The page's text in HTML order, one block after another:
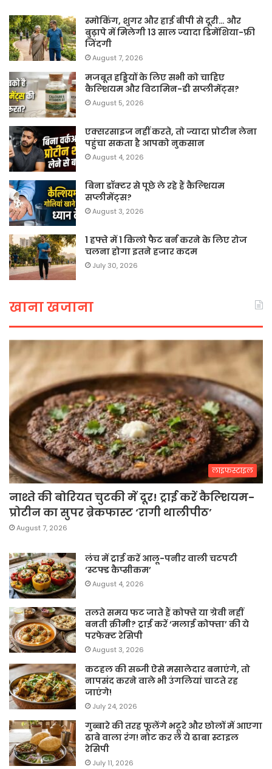
स्मोकिंग, शुगर और हाई बीपी से दूरी… और
बुढ़ापे में मिलेगी 13 साल ज्यादा डिमेंशिया-फ्री
जिंदगी
August 7, 2026
मजबूत हड्डियों के लिए सभी को चाहिए
कैल्शियम और विटामिन-डी सप्लीमेंट्स?
August 5, 2026
एक्सरसाइज नहीं करते, तो ज्यादा प्रोटीन लेना
पहुंचा सकता है आपको नुकसान
August 4, 2026
बिना डॉक्टर से पूछे ले रहे हैं कैल्शियम
सप्लीमेंट्स?
August 3, 2026
1 हफ्ते में 1 किलो फैट बर्न करने के लिए रोज
चलना होगा इतने हजार कदम
July 30, 2026
खाना खजाना
लाइफस्टाइल
नाश्ते की बोरियत चुटकी में दूर! ट्राई करें कैल्शियम-
प्रोटीन का सुपर ब्रेकफास्ट ‘रागी थालीपीठ’
August 7, 2026
लंच में ट्राई करें आलू-पनीर वाली चटपटी
‘स्टफ्ड कैप्सीकम’
August 4, 2026
तलते समय फट जाते हैं कोफ्ते या ग्रेवी नहीं
बनती क्रीमी? ट्राई करें ‘मलाई कोफ्ता’ की ये
परफेक्ट रेसिपी
August 3, 2026
कटहल की सब्जी ऐसे मसालेदार बनाएंगे, तो
नापसंद करने वाले भी उंगलियां चाटते रह
जाएंगे!
July 24, 2026
गुब्बारे की तरह फूलेंगे भटूरे और छोलों में आएगा
ढाबे वाला रंग! नोट कर लें ये ढाबा स्टाइल
रेसिपी
July 11, 2026